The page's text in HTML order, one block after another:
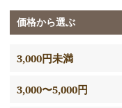
価格から選ぶ
3,000円未満
3,000〜5,000円